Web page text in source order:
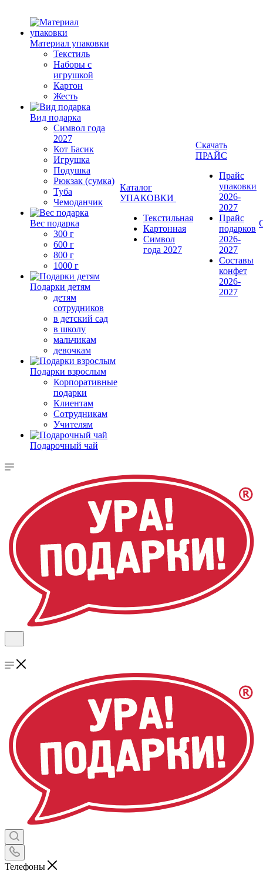
Материал упаковки
Текстиль
Наборы с
игрушкой
Картон
Жесть
Вид подарка
Символ года
2027
Кот Басик
Игрушка
Подушка
Рюкзак (сумка)
Туба
Чемоданчик
Вес подарка
300 г
600 г
800 г
1000 г
Подарки детям
детям
сотрудников
в детский сад
в школу
мальчикам
девочкам
Подарки взрослым
Корпоративные
подарки
Клиентам
Сотрудникам
Учителям
Подарочный чай
Каталог
УПАКОВКИ
Текстильная
Картонная
Символ
года 2027
Скачать
ПРАЙС
Прайс
упаковки
2026-
2027
Прайс
подарков
2026-
2027
Составы
конфет
2026-
2027
Телефоны